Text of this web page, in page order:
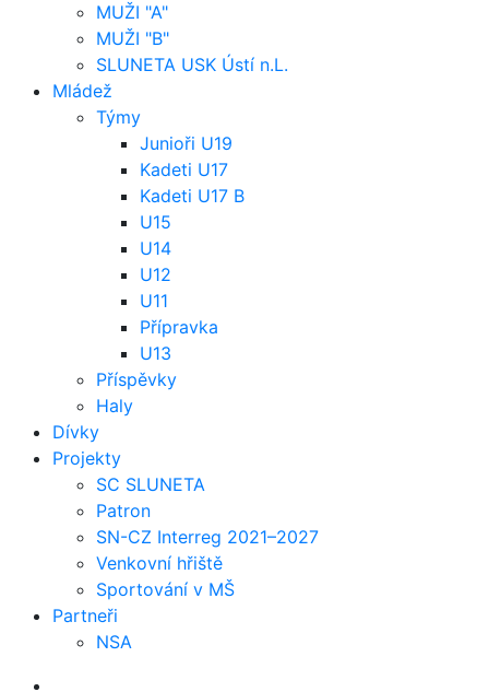
MUŽI "A"
MUŽI "B"
SLUNETA USK Ústí n.L.
Mládež
Týmy
Junioři U19
Kadeti U17
Kadeti U17 B
U15
U14
U12
U11
Přípravka
U13
Příspěvky
Haly
Dívky
Projekty
SC SLUNETA
Patron
SN-CZ Interreg 2021–2027
Venkovní hřiště
Sportování v MŠ
Partneři
NSA